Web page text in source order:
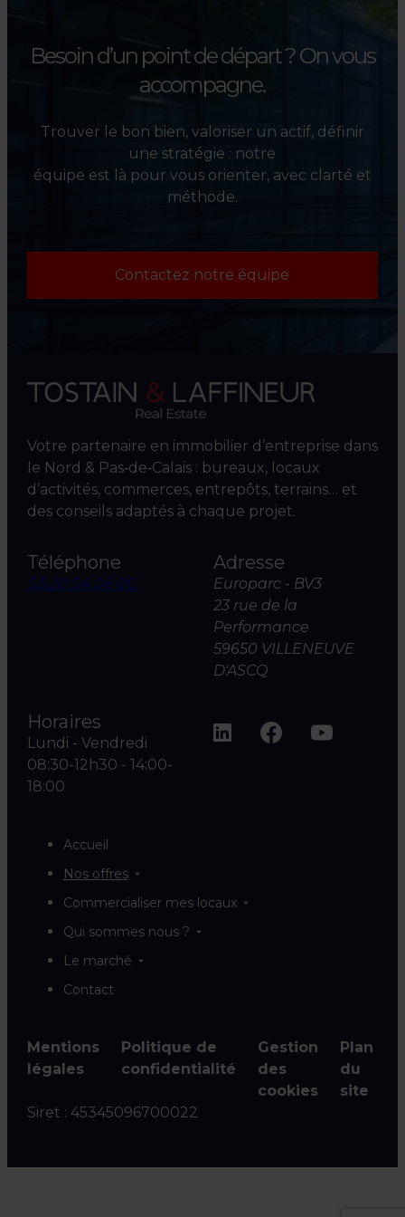
Besoin d’un point de départ ?On vous
accompagne.
Trouver le bon bien, valoriser un actif, définir
une stratégie : notre
équipe est là pour vous orienter, avec clarté et
méthode.
Contactez notre équipe
Votre partenaire en immobilier d’entreprise dans
le Nord & Pas‑de‑Calais : bureaux, locaux
d’activités, commerces, entrepôts, terrains… et
des conseils adaptés à chaque projet.
Téléphone
03 20 04 06 00
Adresse
Europarc - BV3
23 rue de la
Performance
59650 VILLENEUVE
D'ASCQ
Horaires
Lundi - Vendredi
08:30-12h30 - 14:00-
18:00
Accueil
Nos offres
Commercialiser mes locaux
Qui sommes nous ?
Le marché
Contact
Mentions
légales
Politique de
confidentialité
Gestion
des
cookies
Plan
du
site
Siret : 45345096700022